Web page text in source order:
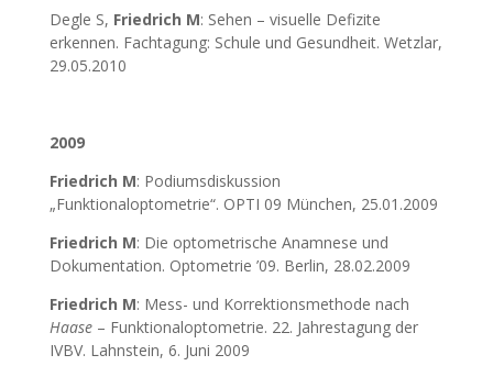
Degle S, Friedrich M: Sehen – visuelle Defizite
erkennen. Fachtagung: Schule und Gesundheit. Wetzlar,
29.05.2010
2009
Friedrich M: Podiumsdiskussion
„Funktionaloptometrie“. OPTI 09 München, 25.01.2009
Friedrich M: Die optometrische Anamnese und
Dokumentation. Optometrie ’09. Berlin, 28.02.2009
Friedrich M: Mess- und Korrektionsmethode nach
Haase– Funktionaloptometrie. 22. Jahrestagung der
IVBV. Lahnstein, 6. Juni 2009